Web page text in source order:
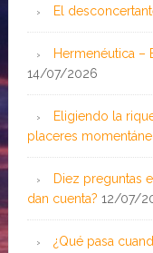
El
Hermenéutica –
14/07/2026
Eligiendo la
placeres
Diez preguntas
dan cuenta? 12/07/
¿Qué pasa